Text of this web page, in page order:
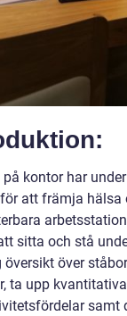
kontor har
att främja hälsa
sitta och stå
översikt över
ta upp
samt